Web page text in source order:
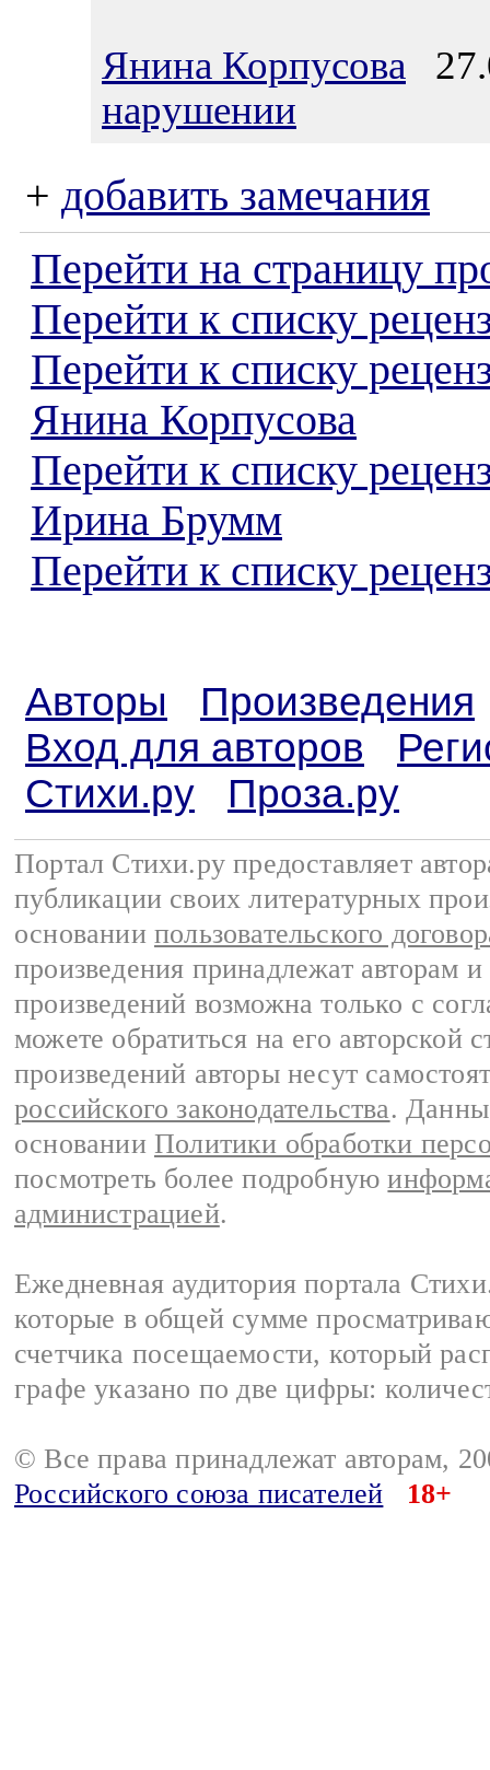
Янина Корпусова
нарушении
+ добавить замечания
Перейти на страницу
Перейти к списку
Перейти к списку
Янина Корпусова
Перейти к списку
Ирина Брумм
Перейти к списку
Авторы
Произведения
Вход для авторов
Стихи.ру
Проза.ру
Портал Стихи.ру предоставляет
публикации своих литературных
основании пользовательского
произведения принадлежат авторам
произведений возможна только с
можете обратиться на его авторской
произведений авторы несут
российского законодательства.
основании Политики обработки
посмотреть более подробную
администрацией.
Ежедневная аудитория портала
которые в общей сумме
счетчика посещаемости, который
графе указано по две цифры:
© Все права принадлежат авторам,
Российского союза писателей
18+